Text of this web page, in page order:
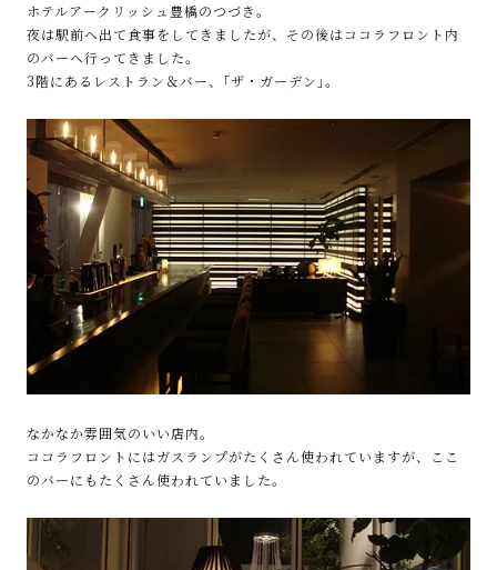
ホテルアークリッシュ豊橋のつづき。
夜は駅前へ出て食事をしてきましたが、その後はココラフロント内
のバーへ行ってきました。
3階にあるレストラン＆バー、｢ザ・ガーデン｣。
なかなか雰囲気のいい店内。
ココラフロントにはガスランプがたくさん使われていますが、ここ
のバーにもたくさん使われていました。